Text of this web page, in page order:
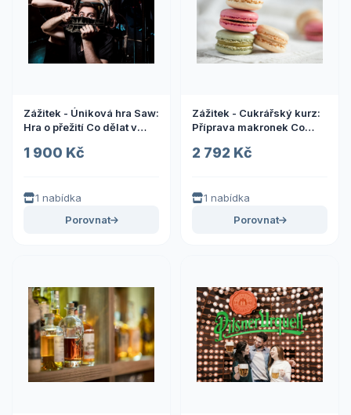
Zážitek - Úniková hra Saw:
Hra o přežití Co dělat v
1 900 Kč
1 nabídka
Porovnat
Zážitek - Cukrářský kurz:
Příprava makronek Co
zážitky
2 792 Kč
1 nabídka
Porovnat